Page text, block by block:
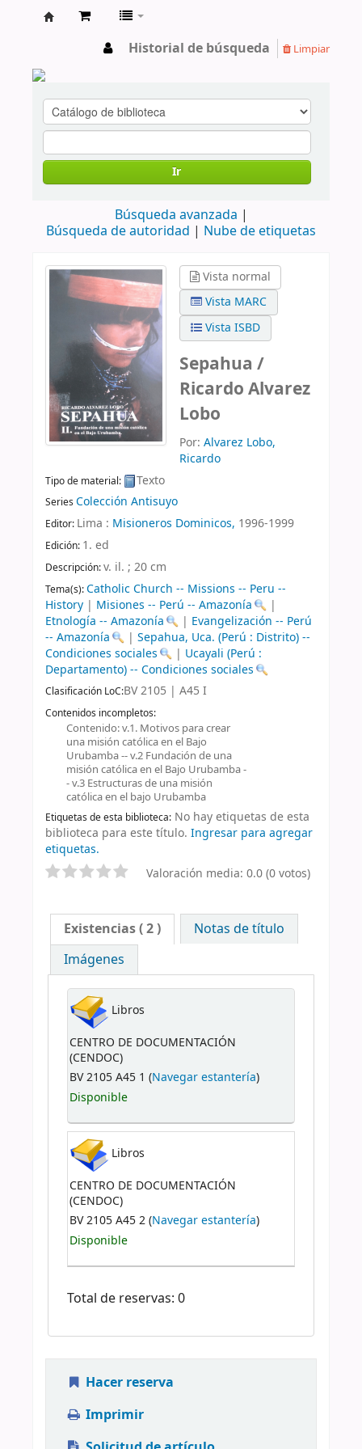
Historial de búsqueda Limpiar
Ir
Búsqueda avanzada
Búsqueda de autoridad
Nube de etiquetas
Vista normal
Vista MARC
Vista ISBD
Sepahua /
Ricardo Alvarez
Lobo
Por: Alvarez Lobo,
Ricardo
Tipo de material: Texto
Series Colección Antisuyo
Editor: Lima : Misioneros Dominicos, 1996-1999
Edición: 1. ed
Descripción:v. il. ; 20 cm
Tema(s):Catholic Church -- Missions -- Peru --
History | Misiones -- Perú -- Amazonía
|
Etnología -- Amazonía
| Evangelización -- Perú
-- Amazonía
|Sepahua, Uca. (Perú : Distrito) --
Condiciones sociales
| Ucayali (Perú :
Departamento) -- Condiciones sociales
Clasificación LoC:BV 2105 | A45 I
Contenidos incompletos:
Contenido: v.1. Motivos para crear
una misión católica en el Bajo
Urubamba -- v.2 Fundación de una
misión católica en el Bajo Urubamba -
- v.3 Estructuras de una misión
católica en el bajo Urubamba
Etiquetas de esta biblioteca: No hay etiquetas de esta
biblioteca para este título. Ingresar para agregar
etiquetas.
Valoración media: 0.0 (0 votos)
Existencias( 2 )
Notas de título
Imágenes
Libros
CENTRO DE DOCUMENTACIÓN
(CENDOC)
BV 2105 A45 1 (Navegar estantería)
Disponible
Libros
CENTRO DE DOCUMENTACIÓN
(CENDOC)
BV 2105 A45 2 (Navegar estantería)
Disponible
Total de reservas: 0
Hacer reserva
Imprimir